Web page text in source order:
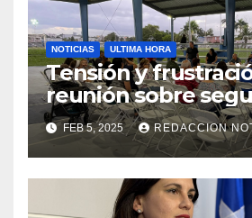
NOTICIAS ULTIMA HORA
Tensión y
reunión sobre
Reparto
FEB 5, 2025 REDACCION